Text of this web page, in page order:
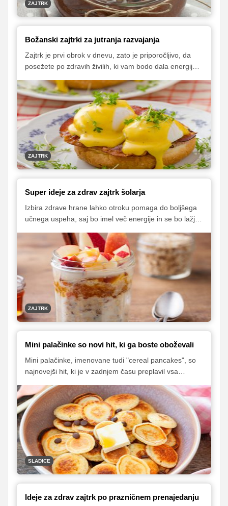
ZAJTRK
Božanski zajtrki za jutranja razvajanja
Zajtrk je prvi obrok v dnevu, zato je priporočljivo, da
posežete po zdravih živilih, ki vam bodo dala energijo
Toda občasno – denimo ko imate prost dan in za povrh
morda praznujete – si lahko privoščite bolj pregrešen
zajtrk. Včasih se je treba razvajati.
ZAJTRK
Super ideje za zdrav zajtrk šolarja
Izbira zdrave hrane lahko otroku pomaga do boljšega
učnega uspeha, saj bo imel več energije in se bo lažje
nekatere predloge si morate zjutraj vzeti nekaj časa,
medtem ko so drugi lahko na mizi zelo hitro oziroma jih
otrok lahko poje celo po poti. Ne morete se izgovarjati,
da nimate časa.
ZAJTRK
Mini palačinke so novi hit, ki ga boste oboževali
Mini palačinke, imenovane tudi "cereal pancakes", so
najnovejši hit, ki je v zadnjem času preplavil vsa
majhne palačinke, ki jih lahko uživamo tudi tako, da jih
stresemo v posodico, prelijemo z mlekom, jogurtom ali
poljubnim rastlinskim napitkom ter pojemo kot kosmiče.
Odlične so tudi, če jih zgolj obložimo s sadjem,
marmelado, čokoladnim namazom in drugimi dodatki,
ki se podajo k palačinkam.
SLADICE
Ideje za zdrav zajtrk po prazničnem prenajedanju